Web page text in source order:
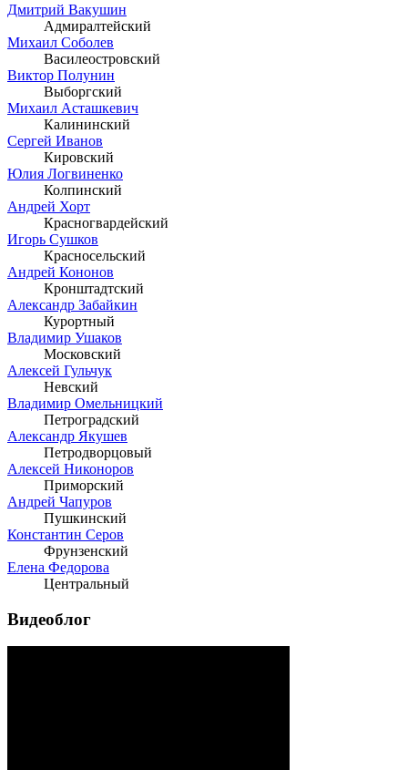
Дмитрий Вакушин
Адмиралтейский
Михаил Соболев
Василеостровский
Виктор Полунин
Выборгский
Михаил Асташкевич
Калининский
Сергей Иванов
Кировский
Юлия Логвиненко
Колпинский
Андрей Хорт
Красногвардейский
Игорь Сушков
Красносельский
Андрей Кононов
Кронштадтский
Александр Забайкин
Курортный
Владимир Ушаков
Московский
Алексей Гульчук
Невский
Владимир Омельницкий
Петроградский
Александр Якушев
Петродворцовый
Алексей Никоноров
Приморский
Андрей Чапуров
Пушкинский
Константин Серов
Фрунзенский
Елена Федорова
Центральный
Видеоблог